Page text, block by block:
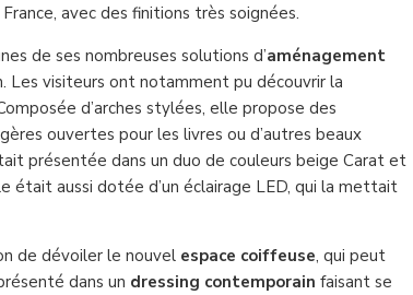
avec des finitions très soignées.
de ses nombreuses solutions d’aménagement
Les visiteurs ont notamment pu découvrir la
d’arches stylées, elle propose des
ouvertes pour les livres ou d’autres beaux
présentée dans un duo de couleurs beige Carat et
était aussi dotée d’un éclairage LED, qui la mettait
de dévoiler le nouvel espace coiffeuse, qui peut
dans un dressing contemporain faisant se